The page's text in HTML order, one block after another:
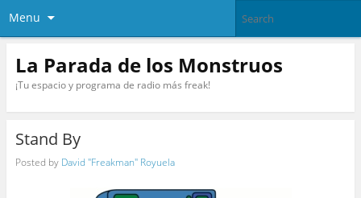
Menu
La Parada de los Monstruos
¡Tu espacio y programa de radio más freak!
Stand By
Posted by David "Freakman" Royuela